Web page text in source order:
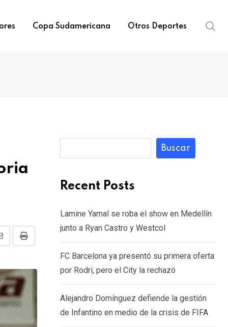
Copa Sudamericana Otros Deportes
Print
Buscar
Recent Posts
Lamine Yamal se roba el show en Medellín
junto a Ryan Castro y Westcol
FC Barcelona ya presentó su primera oferta
por Rodri, pero el City la rechazó
Alejandro Domínguez defiende la gestión
de Infantino en medio de la crisis de FIFA